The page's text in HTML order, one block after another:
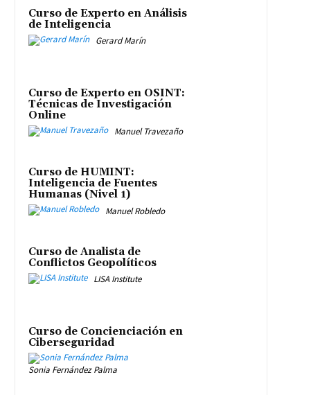
Curso de Experto en Análisis
de Inteligencia
Gerard Marín
Curso de Experto en OSINT:
Técnicas de Investigación
Online
Manuel Travezaño
Curso de HUMINT:
Inteligencia de Fuentes
Humanas (Nivel 1)
Manuel Robledo
Curso de Analista de
Conflictos Geopolíticos
LISA Institute
Curso de Concienciación en
Ciberseguridad
Sonia Fernández Palma